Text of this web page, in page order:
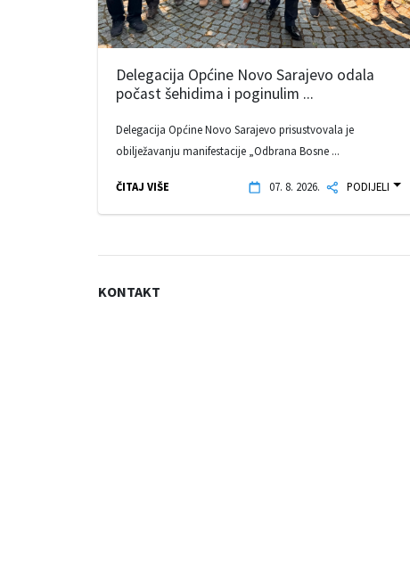
Delegacija Općine Novo Sarajevo odala
počast šehidima i poginulim ...
Delegacija Općine Novo Sarajevo prisustvovala je
obilježavanju manifestacije „Odbrana Bosne ...
ČITAJ VIŠE 07. 8. 2026. PODIJELI
KONTAKT